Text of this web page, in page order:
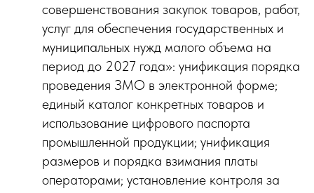
совершенствования закупок товаров, работ,
услуг для обеспечения государственных и
муниципальных нужд малого объема на
период до 2027 года»: унификация порядка
проведения ЗМО в электронной форме;
единый каталог конкретных товаров и
использование цифрового паспорта
промышленной продукции; унификация
размеров и порядка взимания платы
операторами; установление контроля за